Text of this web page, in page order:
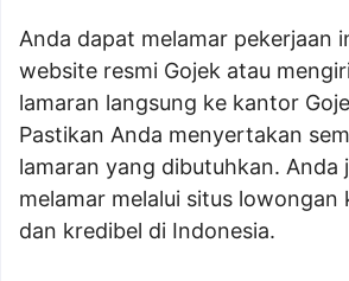
Anda dapat melamar pekerjaan
website resmi Gojek atau
lamaran langsung ke kantor
Pastikan Anda menyertakan
lamaran yang dibutuhkan. Anda
melamar melalui situs lowongan
dan kredibel di Indonesia.